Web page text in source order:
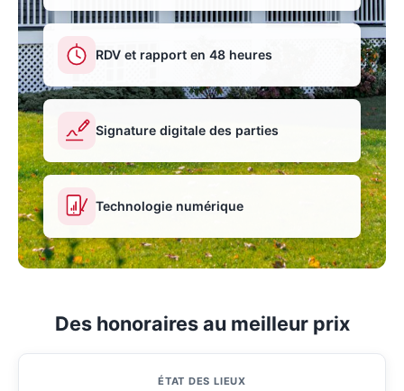
RDV et rapport en 48 heures
Signature digitale des parties
Technologie numérique
Des honoraires au meilleur prix
ÉTAT DES LIEUX